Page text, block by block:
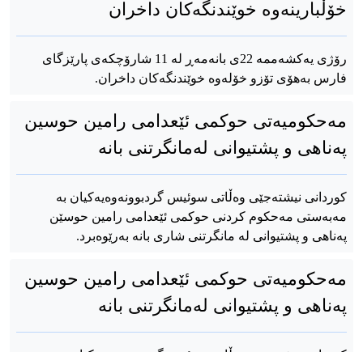
خۆڵبارینەوە خوێندنگەکان داخران
رۆژی یەکشەممە 22ی بانەمەڕ لە 11 شارۆچکەی پارێزگای
فارس بەهۆی تۆزو خۆلەوە خوێندنگەکان داخران.
مەحکومیەتی حوکمی ئێعدامی رامین حوسین
پەناهی و پشتیوانی لەمانگرتنی بانە
کوردانی نیشتەجێی وەڵاتی سوئیس گردبوونەوەیەکیان بە
مەبەستی مەحکوم کردنی حوکمی ئێعدامی رامین حوسێن
پەناهی و پشتیوانی لە مانگرتنی شاری بانە بەرێوەبرد.
مەحکومیەتی حوکمی ئێعدامی رامین حوسین
پەناهی و پشتیوانی لەمانگرتنی بانە